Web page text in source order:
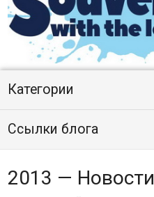
Категории
Ссылки блога
2013 —